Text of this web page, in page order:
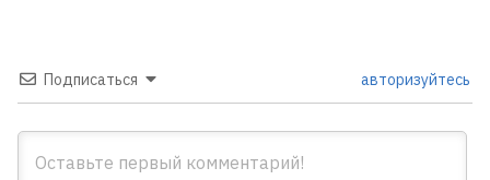
Подписаться авторизуйтесь